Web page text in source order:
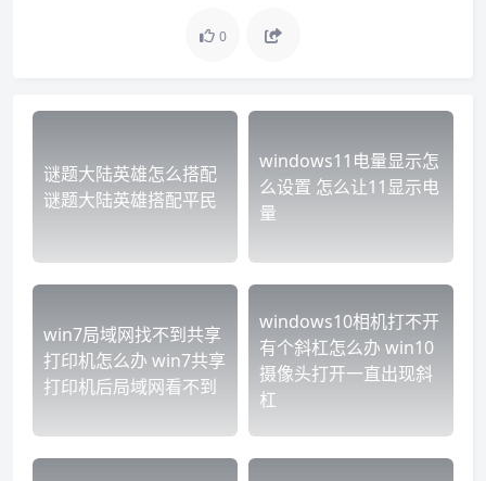
0
谜题大陆英雄怎么搭配
谜题大陆英雄搭配平民
windows11电量显示怎
么设置 怎么让11显示电
量
win7局域网找不到共享
打印机怎么办 win7共享
打印机后局域网看不到
windows10相机打不开
有个斜杠怎么办 win10
摄像头打开一直出现斜
杠